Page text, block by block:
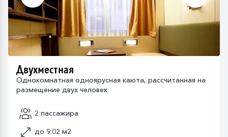
Двухместная
Однокомнатная одноярусная каюта, рассчитанная на
размещение двух человек
2 пассажира
до 9.02 м2